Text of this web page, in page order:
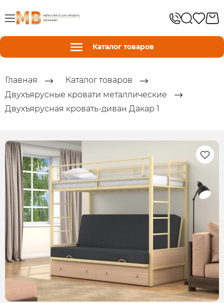
Каталог товаров
Главная
Каталог товаров
Двухъярусные кровати металлические
Двухъярусная кровать-диван Дакар 1